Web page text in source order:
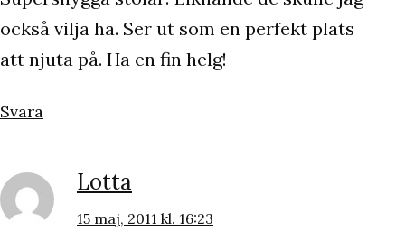
också vilja ha. Ser ut som en perfekt plats
att njuta på. Ha en fin helg!
Svara
Lotta
15 maj, 2011 kl. 16:23